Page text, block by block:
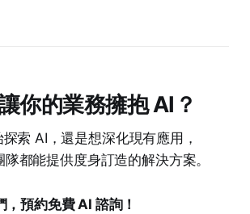
你的業務擁抱 AI？
索 AI，還是想深化現有應用，
都能提供度身訂造的解決方案。
，預約免費 AI 諮詢！